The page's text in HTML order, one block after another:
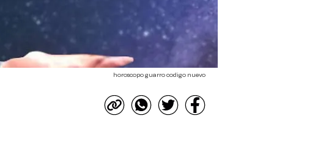
horoscopo guarro codigo nuevo